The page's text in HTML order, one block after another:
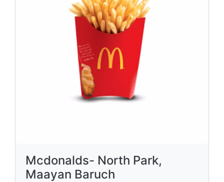
Mcdonalds- North Park,
Maayan Baruch